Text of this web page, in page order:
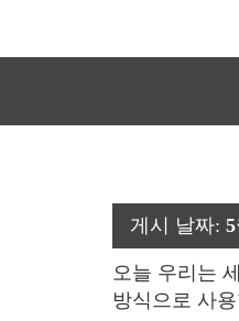
게시 날짜:
오늘 우리는
방식으로 사